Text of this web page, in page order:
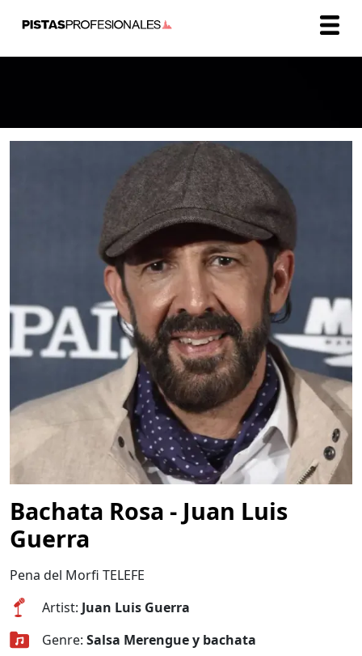
Bachata Rosa - Juan Luis
Guerra
Pena del Morfi TELEFE
Artist: Juan Luis Guerra
Genre: Salsa Merengue y bachata